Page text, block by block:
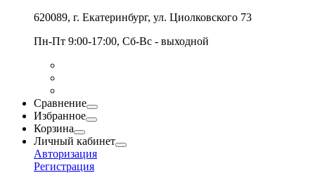
620089, г. Екатеринбург, ул. Циолковского 73
Пн-Пт 9:00-17:00, Сб-Вс - выходной
Сравнение
Избранное
Корзина
Личный кабинет
Авторизация
Регистрация